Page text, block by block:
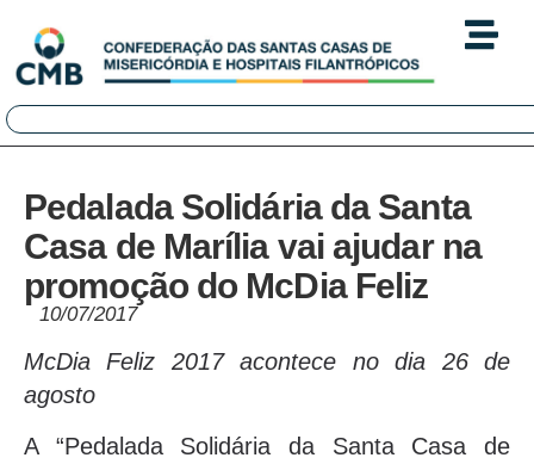
Pedalada Solidária da Santa
Casa de Marília vai ajudar na
promoção do McDia Feliz
10/07/2017
McDia Feliz 2017 acontece no dia 26 de
agosto
A “Pedalada Solidária da Santa Casa de